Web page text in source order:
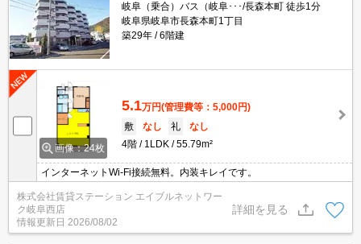
岐阜（乗合）バス（岐阜･･･/長森本町 徒歩1分
岐阜県岐阜市長森本町1丁目
築29年
6階建
画像：24枚
5.1万円(管理費等：5,000円)
敷
なし 礼
なし
4階
1LDK 55.79m²
インターネットWi-Fi接続無料。内装キレイです。
株式会社賃貸ステーション エイブルネットワー
ク岐阜西店
情報更新日 2026/08/02
詳細を見る